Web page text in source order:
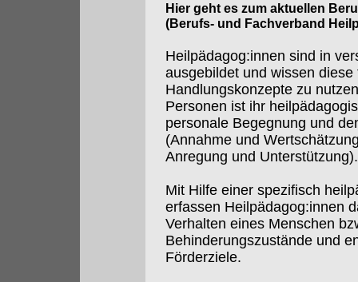
Hier geht es zum aktuellen
(Berufs- und Fachverband
Heilpädagog:innen sind in
ausgebildet und wissen
Handlungskonzepte zu
Personen ist ihr
personale Begegnung und
(Annahme und
Anregung und Unterstützung).
Mit Hilfe einer spezifisch
erfassen Heilpädagog:innen
Verhalten eines Menschen
Behinderungszustände und
Förderziele.